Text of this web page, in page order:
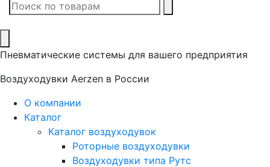
Пневматические системы для вашего предприятия
Воздуходувки Aerzen в России
О компании
Каталог
Каталог воздуходувок
Роторные воздуходувки
Воздуходувки типа Рутс